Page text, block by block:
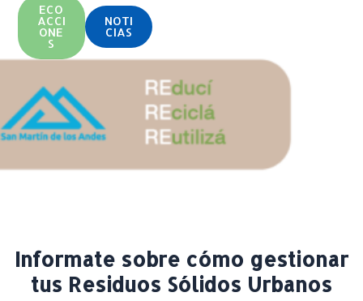
ECO
ACCI
ONE
S
NOTI
CIAS
Informate sobre cómo gestionar
tus Residuos Sólidos Urbanos